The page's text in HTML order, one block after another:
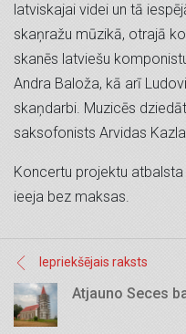
latviskajai videi un tā
skaņražu mūzikā, otrajā
skanēs latviešu
Andra Baloža, kā arī
skaņdarbi. Muzicēs
saksofonists Arvidas
Koncertu projektu
ieeja bez maksas.
Iepriekšējais raksts
Atjauno Seces